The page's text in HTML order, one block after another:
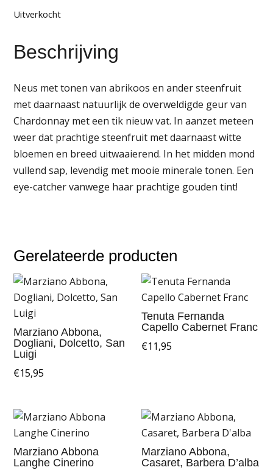
Uitverkocht
Beschrijving
Neus met tonen van abrikoos en ander steenfruit
met daarnaast natuurlijk de overweldigde geur van
Chardonnay met een tik nieuw vat. In aanzet meteen
weer dat prachtige steenfruit met daarnaast witte
bloemen en breed uitwaaierend. In het midden mond
vullend sap, levendig met mooie minerale tonen. Een
eye-catcher vanwege haar prachtige gouden tint!
Gerelateerde producten
Marziano Abbona,
Dogliani, Dolcetto, San
Luigi
€15,95
Tenuta Fernanda
Capello Cabernet Franc
€11,95
Marziano Abbona
Langhe Cinerino
Marziano Abbona,
Casaret, Barbera D’alba